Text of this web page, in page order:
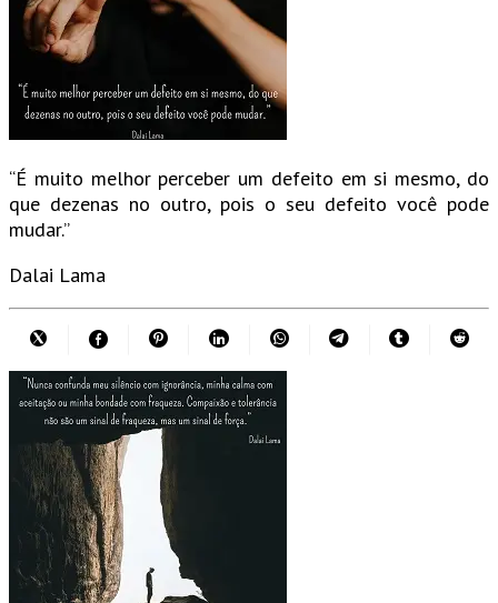
“É muito melhor perceber um defeito em si mesmo, do
que dezenas no outro, pois o seu defeito você pode
mudar.”
Dalai Lama